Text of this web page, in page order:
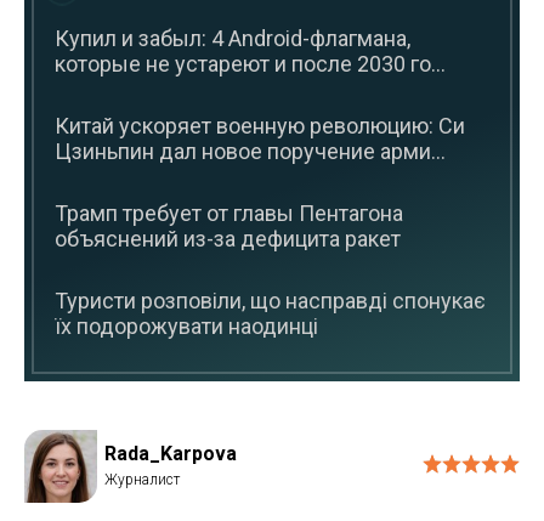
Купил и забыл: 4 Android-флагмана,
которые не устареют и после 2030 го...
Китай ускоряет военную революцию: Си
Цзиньпин дал новое поручение арми...
Трамп требует от главы Пентагона
объяснений из-за дефицита ракет
Туристи розповіли, що насправді спонукає
їх подорожувати наодинці
Rada_Karpova